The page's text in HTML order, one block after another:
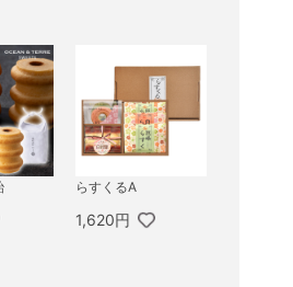
らすくるA
1,620円